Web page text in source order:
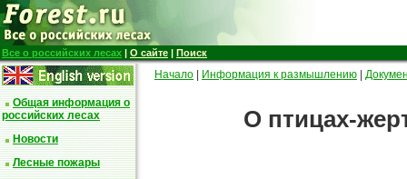
Все о российских лесах | О сайте | Поиск
Общая информация о
российских лесах
Новости
Лесные пожары
Начало Информация к размышлению
О птицах-